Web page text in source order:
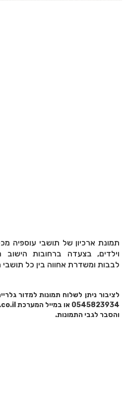
תמונת ארכיון של תושבי עוספיה
וילדים, בצעדה ברחובות הישוב
לבבות ומשדרת אחווה בין כל
לציבור ניתן לשלוח תמונות למדור
והסבר לגבי התמונות.